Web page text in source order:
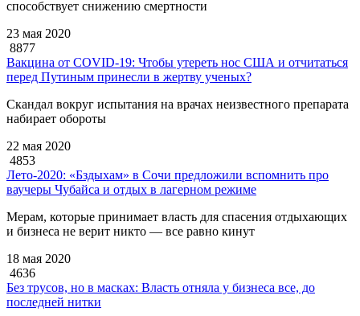
способствует снижению смертности
23 мая 2020
8877
Вакцина от COVID-19: Чтобы утереть нос США и отчитаться
перед Путиным принесли в жертву ученых?
Скандал вокруг испытания на врачах неизвестного препарата
набирает обороты
22 мая 2020
4853
Лето-2020: «Бздыхам» в Сочи предложили вспомнить про
ваучеры Чубайса и отдых в лагерном режиме
Мерам, которые принимает власть для спасения отдыхающих
и бизнеса не верит никто — все равно кинут
18 мая 2020
4636
Без трусов, но в масках: Власть отняла у бизнеса все, до
последней нитки